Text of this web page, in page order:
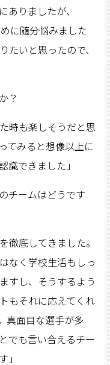
ありましたが、
に随分悩みました
たいと思ったので、
？
時も楽しそうだと思
てみると想像以上に
識できました」
チームはどうです
徹底してきました。
なく学校生活もしっ
すし、そうするよう
もそれに応えてくれ
真面目な選手が多
でも言い合えるチー
」